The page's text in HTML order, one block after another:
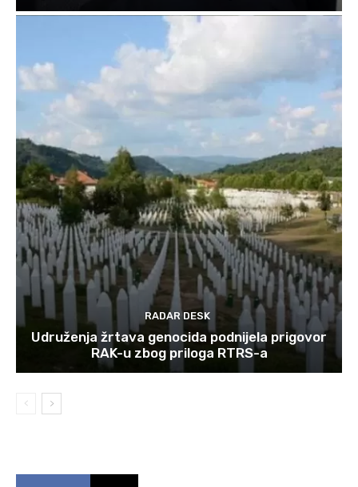
RADAR DESK
Udruženja žrtava genocida podnijela prigovor
RAK-u zbog priloga RTRS-a